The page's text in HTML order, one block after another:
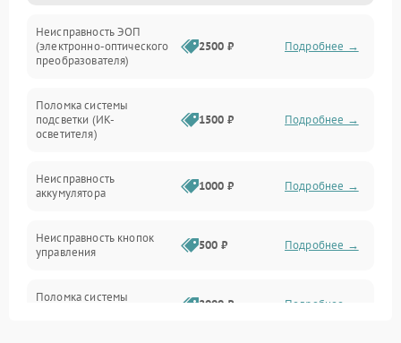
Неисправность управления
Оптика
Неисправность ЭОП
(электронно-оптического
преобразователя)
2500 ₽ Подробнее →
Поломка системы
подсветки (ИК-
осветителя)
1500 ₽ Подробнее →
Неисправность
аккумулятора
1000 ₽ Подробнее →
Неисправность кнопок
управления
500 ₽ Подробнее →
Поломка системы
2000 ₽ Подробнее →